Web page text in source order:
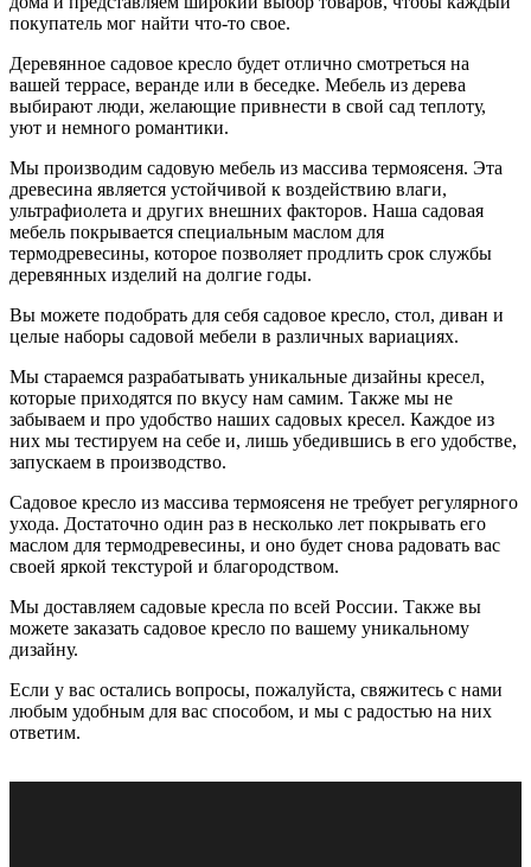
покупатель мог найти что-то свое.
Деревянное садовое кресло будет отлично смотреться на
вашей террасе, веранде или в беседке. Мебель из дерева
выбирают люди, желающие привнести в свой сад теплоту,
уют и немного романтики.
Мы производим садовую мебель из массива термоясеня. Эта
древесина является устойчивой к воздействию влаги,
ультрафиолета и других внешних факторов. Наша садовая
мебель покрывается специальным маслом для
термодревесины, которое позволяет продлить срок службы
деревянных изделий на долгие годы.
Вы можете подобрать для себя садовое кресло, стол, диван и
целые наборы садовой мебели в различных вариациях.
Мы стараемся разрабатывать уникальные дизайны кресел,
которые приходятся по вкусу нам самим. Также мы не
забываем и про удобство наших садовых кресел. Каждое из
них мы тестируем на себе и, лишь убедившись в его удобстве,
запускаем в производство.
Садовое кресло из массива термоясеня не требует регулярного
ухода. Достаточно один раз в несколько лет покрывать его
маслом для термодревесины, и оно будет снова радовать вас
своей яркой текстурой и благородством.
Мы доставляем садовые кресла по всей России. Также вы
можете заказать садовое кресло по вашему уникальному
дизайну.
Если у вас остались вопросы, пожалуйста, свяжитесь с нами
любым удобным для вас способом, и мы с радостью на них
ответим.